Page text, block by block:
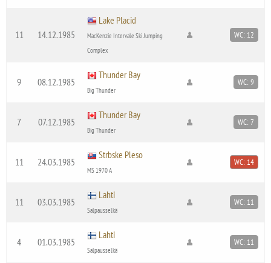
11 14.12.1985
Lake Placid
MacKenzie Intervale Ski Jumping
Complex
WC: 12
9 08.12.1985
Thunder Bay
Big Thunder
WC: 9
7 07.12.1985
Thunder Bay
Big Thunder
WC: 7
11 24.03.1985
Strbske Pleso
MS 1970 A
WC: 14
11 03.03.1985
Lahti
Salpausselkä
WC: 11
4 01.03.1985
Lahti
Salpausselkä
WC: 11